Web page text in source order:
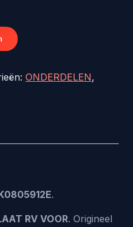
ONDERDELEN,
.
RV VOOR. Origineel